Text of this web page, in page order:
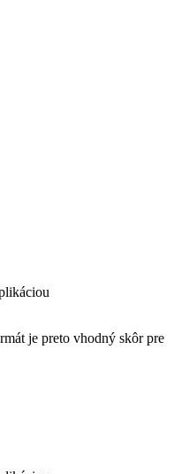
je preto vhodný skôr pre